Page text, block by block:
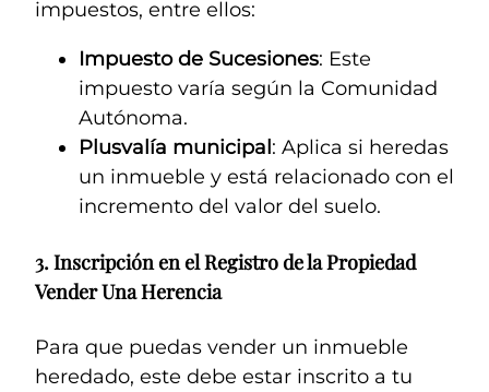
impuestos, entre ellos:
Impuesto de Sucesiones: Este
impuesto varía según la Comunidad
Autónoma.
Plusvalía municipal : Aplica si heredas
un inmueble y está relacionado con el
incremento del valor del suelo.
3.Inscripción en el Registro de la Propiedad
Vender Una Herencia
Para que puedas vender un inmueble
heredado, este debe estar inscrito a tu